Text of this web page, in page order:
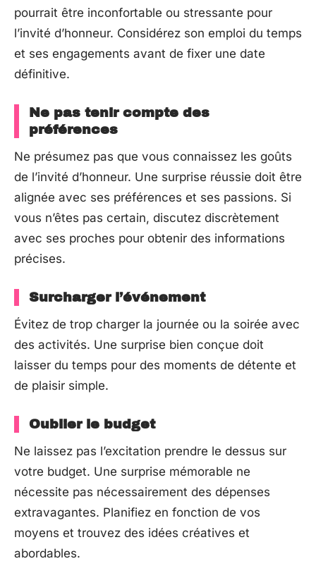
pourrait être inconfortable ou stressante pour
l’invité d’honneur. Considérez son emploi du temps
et ses engagements avant de fixer une date
définitive.
Ne pas tenir compte des
préférences
Ne présumez pas que vous connaissez les goûts
de l’invité d’honneur. Une surprise réussie doit être
alignée avec ses préférences et ses passions. Si
vous n’êtes pas certain, discutez discrètement
avec ses proches pour obtenir des informations
précises.
Surcharger l’événement
Évitez de trop charger la journée ou la soirée avec
des activités. Une surprise bien conçue doit
laisser du temps pour des moments de détente et
de plaisir simple.
Oublier le budget
Ne laissez pas l’excitation prendre le dessus sur
votre budget. Une surprise mémorable ne
nécessite pas nécessairement des dépenses
extravagantes. Planifiez en fonction de vos
moyens et trouvez des idées créatives et
abordables.